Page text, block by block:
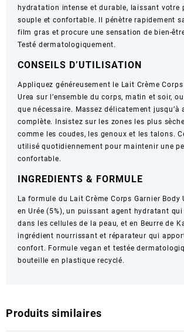
Sèches
hydratation intense et durable, laissant votre
souple et confortable. Il pénètre rapidement
film gras et procure une sensation de bien-
Testé dermatologiquement.
CONSEILS D’UTILISATION
Appliquez généreusement le Lait Crème
Urea sur l’ensemble du corps, matin et soir,
que nécessaire. Massez délicatement jusqu’à
complète. Insistez sur les zones les plus
comme les coudes, les genoux et les talons.
utilisé quotidiennement pour maintenir une
confortable.
INGREDIENTS & FORMULE
La formule du Lait Crème Corps Garnier Body
en Urée (5%), un puissant agent hydratant qui
dans les cellules de la peau, et en Beurre de
ingrédient nourrissant et réparateur qui
confort. Formule vegan et testée
bouteille en plastique recyclé.
Produits similaires